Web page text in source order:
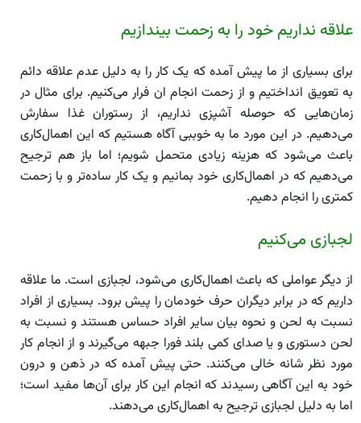
علاقه نداریم خود را به زحمت بیندازیم
برای بسیاری از ما پیش آمده که یک کار را به دلیل عدم علاقه دائم
به تعویق انداختیم و از زحمت انجام ان فرار می‌کنیم. برای مثال در
زمان‌هایی که حوصله آشپزی نداریم، از رستوران غذا سفارش
می‌دهیم. در این مورد ما به خوببی آگاه هستیم که این اهمال‌کاری
باعث می‌شود که هزینه زیادی متحمل شویم؛ اما باز هم ترجیح
می‌دهیم که در اهمال‌کاری خود بمانیم و یک کار ساده‌تر و با زحمت
کمتری را انجام دهیم.
لجبازی می‌کنیم
از دیگر عواملی که باعث اهمال‌کاری می‌شود، لجبازی است. ما علاقه
داریم که در برابر دیگران حرف خودمان را پیش برود. بسیاری از افراد
نسبت به لحن و نحوه بیان سایر افراد حساس هستند و نسبت به
لحن دستوری و یا صدای کمی بلند فورا جبهه می‌گیرند و از انجام کار
مورد نظر شانه خالی می‌کنند. حتی پیش آمده که در ذهن و درون
خود به این آگاهی رسیدند که انجام این کار برای آن‌ها مفید است؛
اما به دلیل لجبازی ترجیح به اهمال‌کاری می‌دهند.